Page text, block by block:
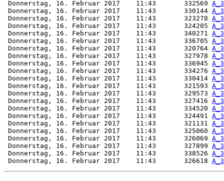
Donnerstag, 16. Februar 2017    11:43       332569
Donnerstag, 16. Februar 2017    11:43       330144
Donnerstag, 16. Februar 2017    11:43       323278
Donnerstag, 16. Februar 2017    11:43       324205
Donnerstag, 16. Februar 2017    11:43       340271
Donnerstag, 16. Februar 2017    11:43       336705
Donnerstag, 16. Februar 2017    11:43       320764
Donnerstag, 16. Februar 2017    11:43       327978
Donnerstag, 16. Februar 2017    11:43       336945
Donnerstag, 16. Februar 2017    11:43       334276
Donnerstag, 16. Februar 2017    11:43       330414
Donnerstag, 16. Februar 2017    11:43       321593
Donnerstag, 16. Februar 2017    11:43       329573
Donnerstag, 16. Februar 2017    11:43       327416
Donnerstag, 16. Februar 2017    11:43       334520
Donnerstag, 16. Februar 2017    11:43       324491
Donnerstag, 16. Februar 2017    11:43       321131
Donnerstag, 16. Februar 2017    11:43       325060
Donnerstag, 16. Februar 2017    11:43       326069
Donnerstag, 16. Februar 2017    11:43       327899
Donnerstag, 16. Februar 2017    11:43       338526
Donnerstag, 16. Februar 2017    11:43       326618